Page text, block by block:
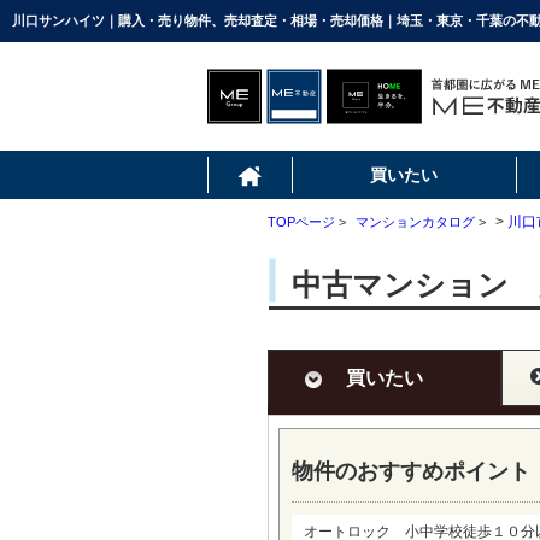
買いたい
TOPページ > マンションカタログ > > 川口
中古マンション
買いたい
物件のおすすめポイント
オートロック 小中学校徒歩１０